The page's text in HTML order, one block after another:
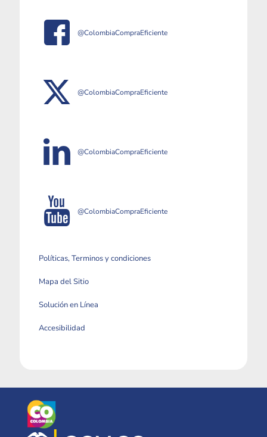
@ColombiaCompraEficiente
@ColombiaCompraEficiente
@ColombiaCompraEficiente
@ColombiaCompraEficiente
Políticas, Terminos y condiciones
Mapa del Sitio
Solución en Línea
Accesibilidad